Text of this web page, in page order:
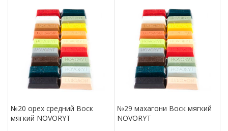
№20 орех средний Воск
мягкий NOVORYT
№29 махагони Воск мягкий
NOVORYT